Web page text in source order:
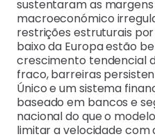
sustentaram as
macroeconómico
restrições estruturais
baixo da Europa estão
crescimento tendencial
fraco, barreiras
Único e um sistema
baseado em bancos e
nacional do que o
limitar a velocidade com